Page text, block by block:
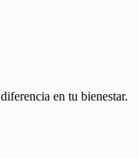
en tu bienestar.